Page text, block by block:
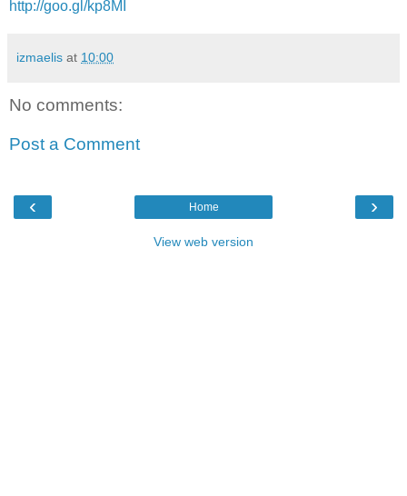
http://goo.gl/kp8MI
izmaelis at 10:00
No comments:
Post a Comment
‹ ›
Home
View web version